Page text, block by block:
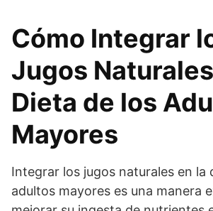
Cómo Integrar
Jugos
Dieta de los
Mayores
Integrar los jugos naturales en la
adultos mayores es una manera